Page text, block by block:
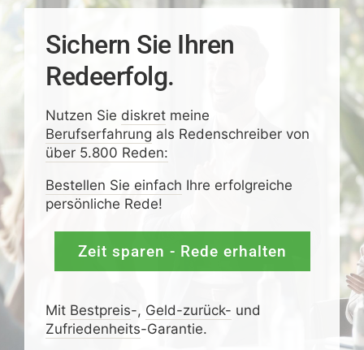
Sichern Sie Ihren
Redeerfolg.
Nutzen Sie diskretmeine
Berufserfahrung als Redenschreiber von
über 5.800 Reden:
Bestellen Sie einfach Ihre erfolgreiche
persönliche Rede!
Zeit sparen - Rede erhalten
Mit Bestpreis-, Geld-zurück- und
Zufrieden­­heits-Garantie.